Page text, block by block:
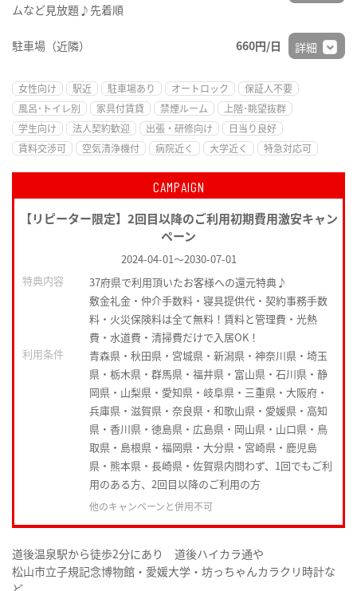
ムなど見放題♪先着順
駐車場（近隣） 660円/日 詳細
女性向け 駅近 駐車場あり オートロック
保証人不要
風呂･トイレ別
家具付賃貸 禁煙ルーム
上階･眺望抜群
学生向け
法人契約歓迎 出張・研修向け
日当り良好
賃料交渉可
空気清浄機付 病院近く 大学近く 特急対応可
CAMPAIGN
【リピーター限定】2回目以降のご利用初期費用激安キャン
ペーン
2024-04-01～2030-07-01
特典内容
37府県で利用頂いたお客様への還元特典♪
敷金礼金・仲介手数料・寝具提供代・契約事務手数
料・火災保険料は全て無料！賃料と管理費・光熱
費・水道費・清掃費だけで入居OK！
利用条件
青森県・秋田県・宮城県・新潟県・神奈川県・埼玉
県・栃木県・群馬県・福井県・富山県・石川県・静
岡県・山梨県・愛知県・岐阜県・三重県・大阪府・
兵庫県・滋賀県・奈良県・和歌山県・愛媛県・高知
県・香川県・徳島県・広島県・岡山県・山口県・鳥
取県・島根県・福岡県・大分県・宮崎県・鹿児島
県・熊本県・長崎県・佐賀県内問わず、1回でもご利
用のある方、2回目以降のご利用の方
他のキャンペーンと併用不可
道後温泉駅から徒歩2分にあり 道後ハイカラ通や
松山市立子規記念博物館・愛媛大学・坊っちゃんカラクリ時計な